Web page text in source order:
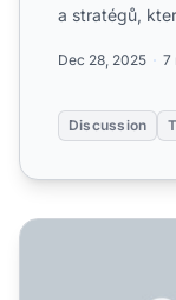
a stratégů,
Dec 28, 2025 7
Discussion
Jak se bude AI